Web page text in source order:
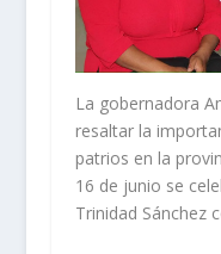
La gobernadora
resaltar la
patrios en la
16 de junio se
Trinidad Sánchez